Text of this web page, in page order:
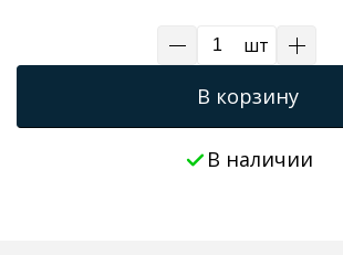
шт
В корзину
В наличии